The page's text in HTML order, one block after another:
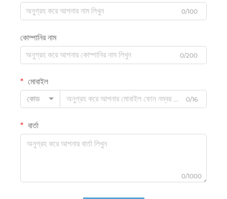
0/100
কোম্পানির নাম
0/200
মোবাইল
কোড
0/16
বার্তা
0/1000